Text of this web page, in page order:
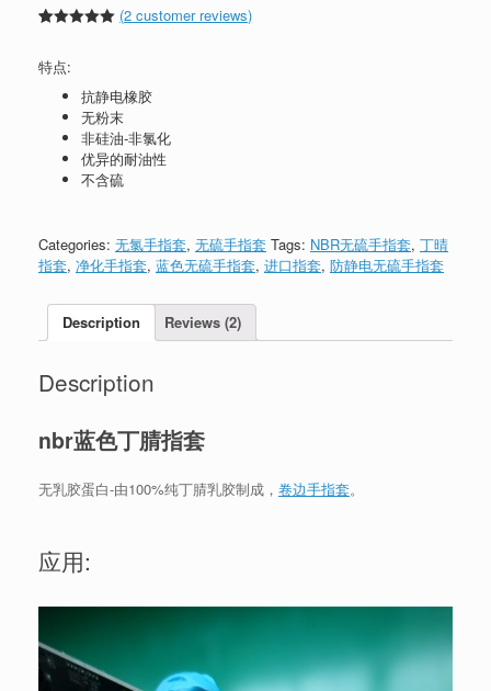
based on
customer
ratings
(2 customer reviews)
特点:
抗静电橡胶
无粉末
非硅油-非氯化
优异的耐油性
不含硫
Categories: 无氯手指套, 无硫手指套 Tags: NBR无硫手指套, 丁晴
指套, 净化手指套, 蓝色无硫手指套, 进口指套, 防静电无硫手指套
Description Reviews (2)
Description
nbr蓝色丁腈指套
无乳胶蛋白-由100%纯丁腈乳胶制成， 卷边手指套。
应用: